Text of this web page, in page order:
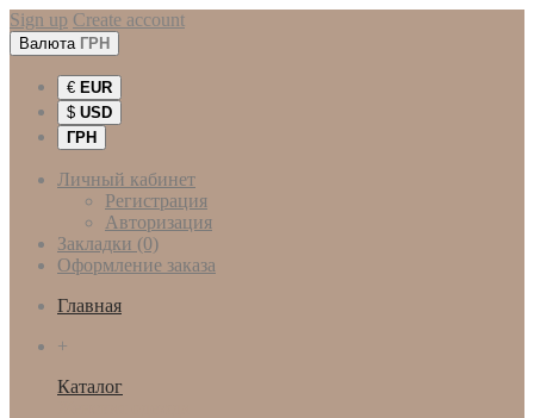
Sign up Create account
Валюта ГРН
€ EUR
$ USD
ГРН
Личный кабинет
Регистрация
Авторизация
Закладки (0)
Оформление заказа
Главная
+
Каталог